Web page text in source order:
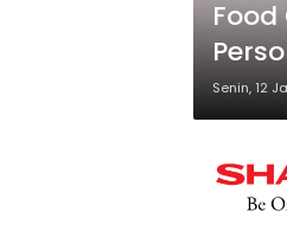
Food
Senin, 12